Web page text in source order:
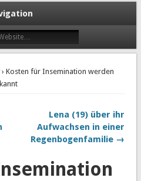
› Kosten für Insemination werden
Lena (19) über ihr
Aufwachsen in einer
Regenbogenfamilie →